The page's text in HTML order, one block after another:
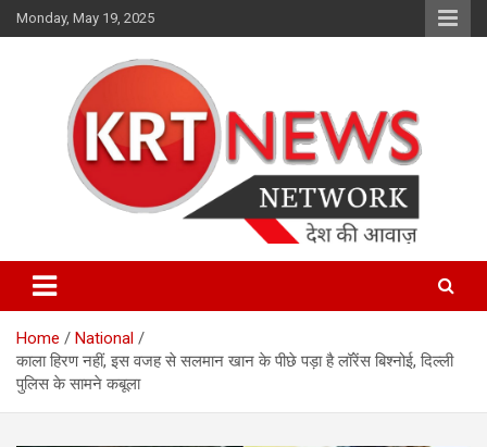
Skip
to
Monday, May 19, 2025
KRT News Network
Home
National
काला हिरण नहीं, इस वजह से सलमान खान के पीछे पड़ा है लॉरेंस बिश्नोई, दिल्ली
पुलिस के सामने कबूला